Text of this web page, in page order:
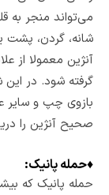
می‌تواند منجر
شانه، گردن، پشت
آنژین معمولا از
گرفته شود. در
بازوی چپ و
صحیح آنژین را
♦حمله پانیک:
حمله پانیک که